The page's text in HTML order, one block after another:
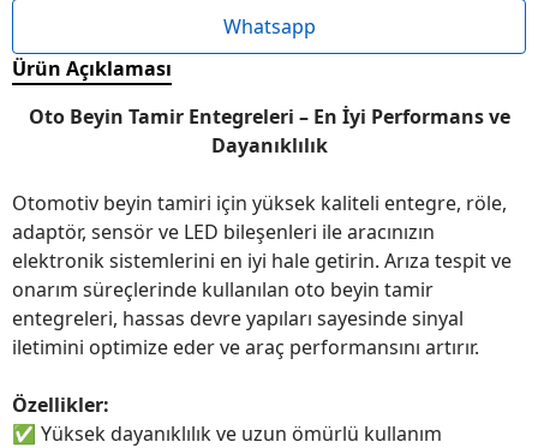
Whatsapp
Ürün Açıklaması
Oto Beyin Tamir Entegreleri – En İyi Performans ve
Dayanıklılık
Otomotiv beyin tamiri için yüksek kaliteli entegre, röle,
adaptör, sensör ve LED bileşenleri ile aracınızın
elektronik sistemlerini en iyi hale getirin. Arıza tespit ve
onarım süreçlerinde kullanılan oto beyin tamir
entegreleri, hassas devre yapıları sayesinde sinyal
iletimini optimize eder ve araç performansını artırır.
Özellikler:
✅ Yüksek dayanıklılık ve uzun ömürlü kullanım